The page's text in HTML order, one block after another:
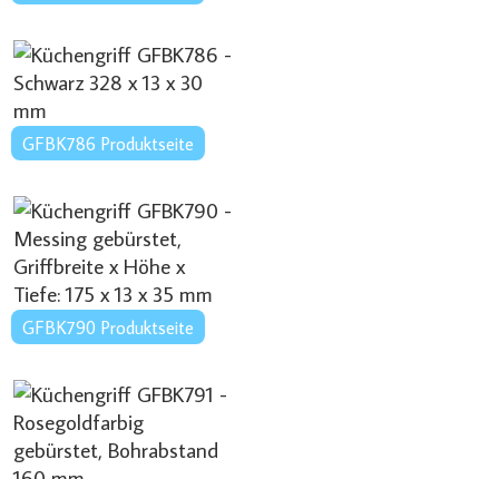
GFBK786 Produktseite
GFBK790 Produktseite